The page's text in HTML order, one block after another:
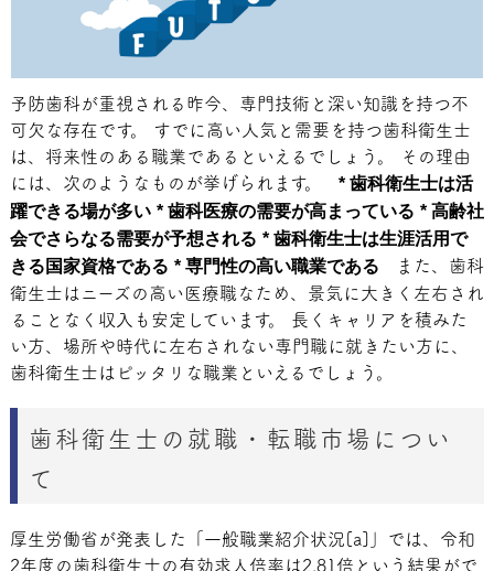
予防歯科が重視される昨今、専門技術と深い知識を持つ不
可欠な存在です。 すでに高い人気と需要を持つ歯科衛生士
は、将来性のある職業であるといえるでしょう。 その理由
には、次のようなものが挙げられます。 * 歯科衛生士は活
躍できる場が多い * 歯科医療の需要が高まっている * 高齢社
会でさらなる需要が予想される * 歯科衛生士は生涯活用で
きる国家資格である * 専門性の高い職業である また、歯科
衛生士はニーズの高い医療職なため、景気に大きく左右され
ることなく収入も安定しています。 長くキャリアを積みた
い方、場所や時代に左右されない専門職に就きたい方に、
歯科衛生士はピッタリな職業といえるでしょう。
歯科衛生士の就職・転職市場につい
て
厚生労働省が発表した「一般職業紹介状況[a]」では、令和
2年度の歯科衛生士の有効求人倍率は2.81倍という結果がで